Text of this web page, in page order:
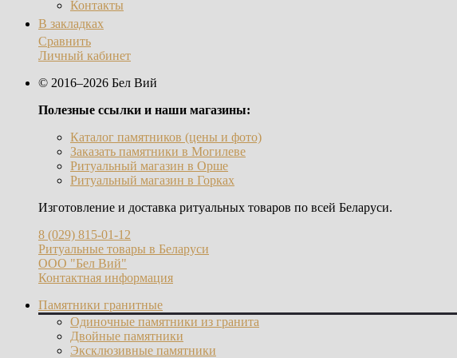
Контакты
В закладках
Сравнить
Личный кабинет
© 2016–2026 Бел Вий
Полезные ссылки и наши магазины:
Каталог памятников (цены и фото)
Заказать памятники в Могилеве
Ритуальный магазин в Орше
Ритуальный магазин в Горках
Изготовление и доставка ритуальных товаров по всей Беларуси.
8 (029) 815-01-12
Ритуальные товары в Беларуси
ООО "Бел Вий"
Контактная информация
Памятники гранитные
Одиночные памятники из гранита
Двойные памятники
Эксклюзивные памятники